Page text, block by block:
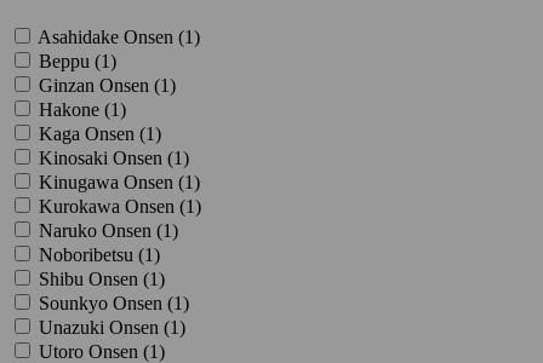
Asahidake Onsen (1)
Beppu (1)
Ginzan Onsen (1)
Hakone (1)
Kaga Onsen (1)
Kinosaki Onsen (1)
Kinugawa Onsen (1)
Kurokawa Onsen (1)
Naruko Onsen (1)
Noboribetsu (1)
Shibu Onsen (1)
Sounkyo Onsen (1)
Unazuki Onsen (1)
Utoro Onsen (1)